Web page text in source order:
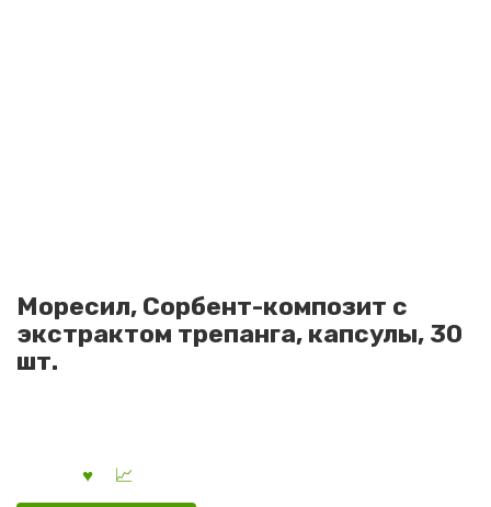
Моресил, Сорбент-композит с
экстрактом трепанга, капсулы, 30
шт.